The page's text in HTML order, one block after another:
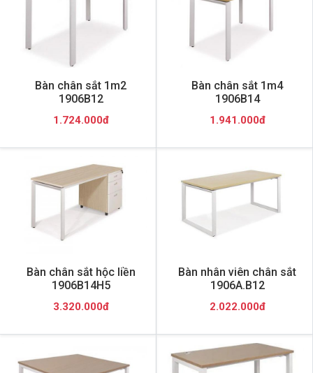
Bàn chân sắt 1m2
1906B12
1.724.000đ
Bàn chân sắt 1m4
1906B14
1.941.000đ
Bàn chân sắt hộc liền
1906B14H5
3.320.000đ
Bàn nhân viên chân sắt
1906A.B12
2.022.000đ